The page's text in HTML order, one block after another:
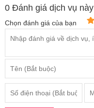
0 Đánh giá dịch vụ này
Chọn đánh giá của bạn